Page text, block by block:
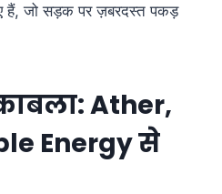
हैं, जो सड़क पर ज़बरदस्त पकड़
Ather,
Energy से